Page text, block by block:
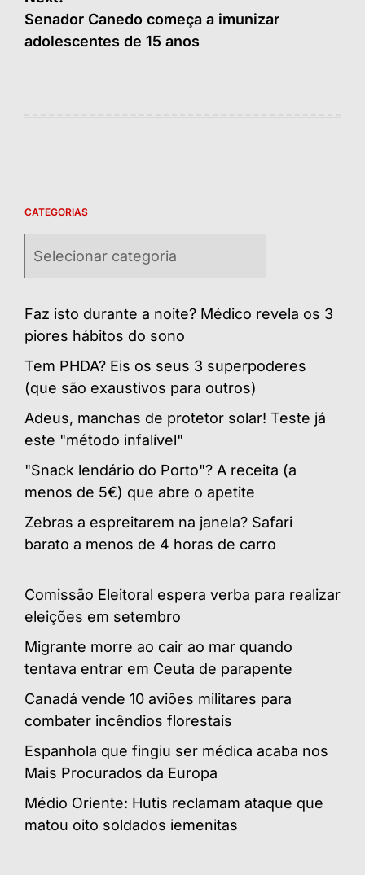
Senador Canedo começa a imunizar
adolescentes de 15 anos
CATEGORIAS
Faz isto durante a noite? Médico revela os 3
piores hábitos do sono
Tem PHDA? Eis os seus 3 superpoderes
(que são exaustivos para outros)
Adeus, manchas de protetor solar! Teste já
este "método infalível"
"Snack lendário do Porto"? A receita (a
menos de 5€) que abre o apetite
Zebras a espreitarem na janela? Safari
barato a menos de 4 horas de carro
Comissão Eleitoral espera verba para realizar
eleições em setembro
Migrante morre ao cair ao mar quando
tentava entrar em Ceuta de parapente
Canadá vende 10 aviões militares para
combater incêndios florestais
Espanhola que fingiu ser médica acaba nos
Mais Procurados da Europa
Médio Oriente: Hutis reclamam ataque que
matou oito soldados iemenitas